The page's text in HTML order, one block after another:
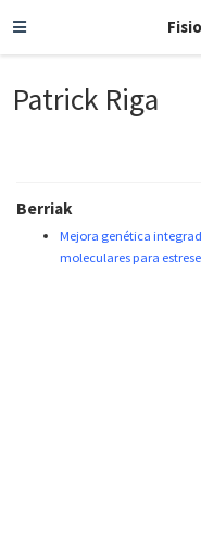
Patrick Riga
Berriak
Mejora genética
moleculares para